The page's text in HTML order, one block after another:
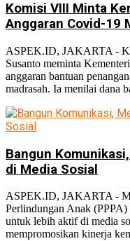
Komisi VIII Minta
Anggaran Covid-19
ASPEK.ID, JAKARTA -
Susanto meminta
anggaran bantuan
madrasah. Ia menilai dana
Bangun
di Media Sosial
ASPEK.ID, JAKARTA -
Perlindungan Anak
untuk lebih aktif di media
mempromosikan kinerja